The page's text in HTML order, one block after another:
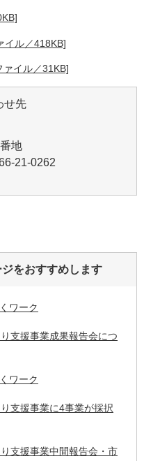
イル／418KB]
イル／31KB]
せ先
地
21-0262
をおすすめします
ワーク
支援事業成果報告会につ
ワーク
支援事業に4事業が採択
支援事業中間報告会・市